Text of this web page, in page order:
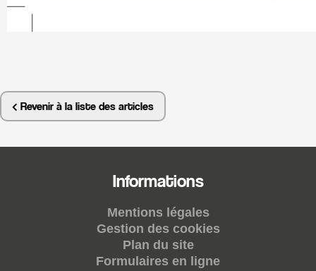
Revenir à la liste des articles
Informations
Mentions légales
Gestion des cookies
Plan du site
Formulaires en ligne